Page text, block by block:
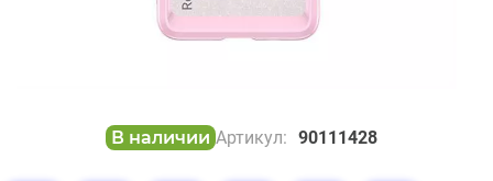
В наличии Артикул: 90111428